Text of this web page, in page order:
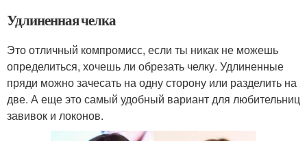
Удлиненная челка
Это отличный компромисс, если ты никак не можешь
определиться, хочешь ли обрезать челку. Удлиненные
пряди можно зачесать на одну сторону или разделить на
две. А еще это самый удобный вариант для любительниц
завивок и локонов.